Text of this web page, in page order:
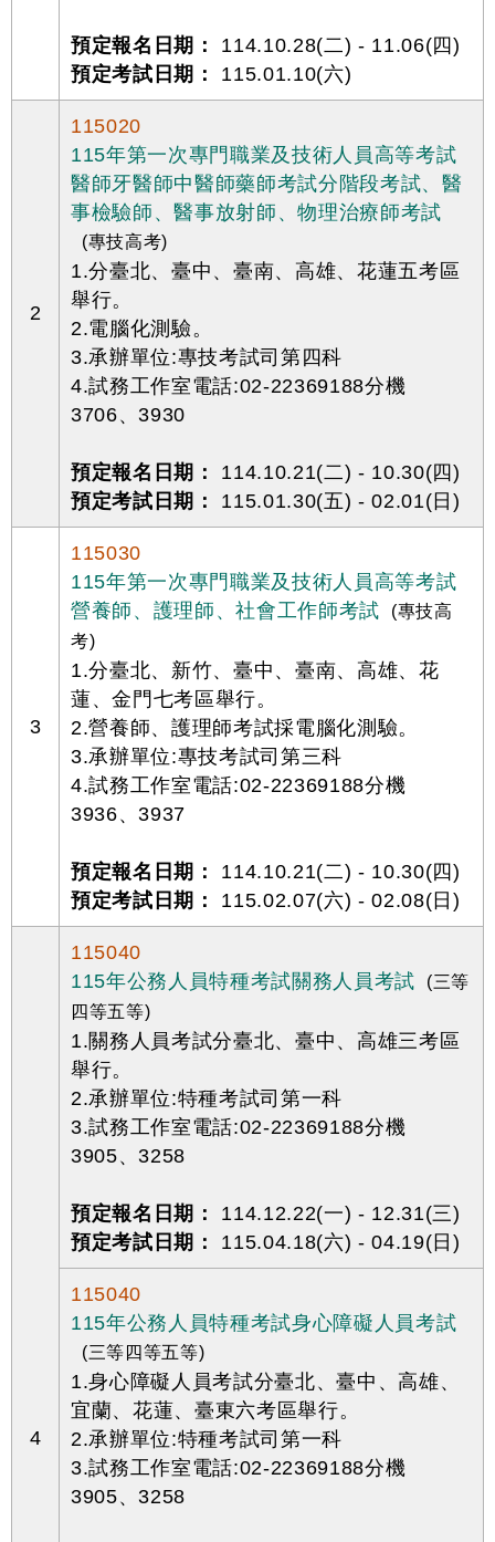
預定報名日期：
114.10.28(二) - 11.06(四)
預定考試日期：
115.01.10(六)
2
115020
115年第一次專門職業及技術人員高等考試
醫師牙醫師中醫師藥師考試分階段考試、醫
事檢驗師、醫事放射師、物理治療師考試
(專技高考)
1.分臺北、臺中、臺南、高雄、花蓮五考區
舉行。
2.電腦化測驗。
3.承辦單位:專技考試司第四科
4.試務工作室電話:02-22369188分機
3706、3930
預定報名日期：
114.10.21(二) - 10.30(四)
預定考試日期：
115.01.30(五) - 02.01(日)
3
115030
115年第一次專門職業及技術人員高等考試
營養師、護理師、社會工作師考試
(專技高
考)
1.分臺北、新竹、臺中、臺南、高雄、花
蓮、金門七考區舉行。
2.營養師、護理師考試採電腦化測驗。
3.承辦單位:專技考試司第三科
4.試務工作室電話:02-22369188分機
3936、3937
預定報名日期：
114.10.21(二) - 10.30(四)
預定考試日期：
115.02.07(六) - 02.08(日)
4
115040
115年公務人員特種考試關務人員考試
(三等
四等五等)
1.關務人員考試分臺北、臺中、高雄三考區
舉行。
2.承辦單位:特種考試司第一科
3.試務工作室電話:02-22369188分機
3905、3258
預定報名日期：
114.12.22(一) - 12.31(三)
預定考試日期：
115.04.18(六) - 04.19(日)
115040
115年公務人員特種考試身心障礙人員考試
(三等四等五等)
1.身心障礙人員考試分臺北、臺中、高雄、
宜蘭、花蓮、臺東六考區舉行。
2.承辦單位:特種考試司第一科
3.試務工作室電話:02-22369188分機
3905、3258